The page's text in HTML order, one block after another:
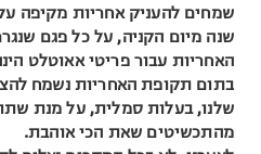
שמחים להעניק אחריות מקיפה
שנה מיום הקניה, על כל פגם
האחריות עבור פריטי אאוטלט
בתום תקופת האחריות נשמח
שלנו, בעלות סמלית, על מנת
מהתכשיטים שאת הכי אוהבת.